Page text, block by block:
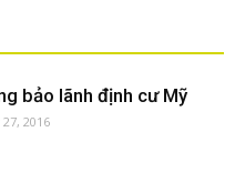
bảo lãnh định cư Mỹ
2016